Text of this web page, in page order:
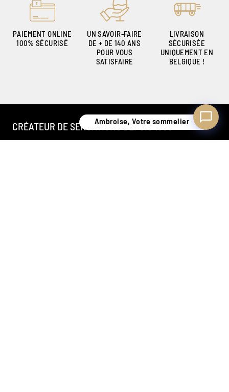
PAIEMENT ONLINE
100% SÉCURISÉ
UN SAVOIR-FAIRE
DE + DE 140 ANS
POUR VOUS
SATISFAIRE
LIVRAISON
SÉCURISÉE
UNIQUEMENT EN
BELGIQUE !
CRÉATEUR DE SENSATIONS DEPUIS 1886
Ambroise, Votre sommelier